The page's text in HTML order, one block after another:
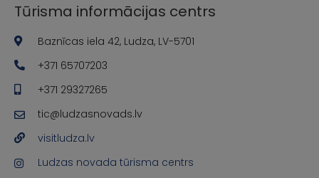
Tūrisma informācijas centrs
Baznīcas iela 42, Ludza, LV-5701
+371 65707203
+371 29327265
tic@ludzasnovads.lv
visitludza.lv
Ludzas novada tūrisma centrs